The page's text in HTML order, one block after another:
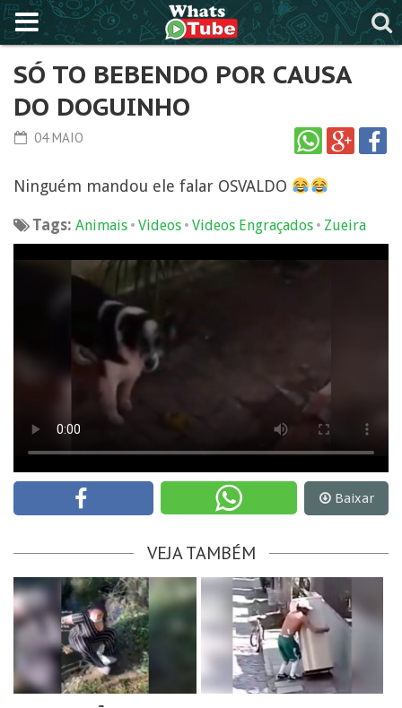
SÓ TO BEBENDO POR CAUSA
DO DOGUINHO
04 MAIO
Ninguém mandou ele falar OSVALDO
Tags: Animais • Videos • Videos Engraçados • Zueira
Baixar
VEJA TAMBÉM